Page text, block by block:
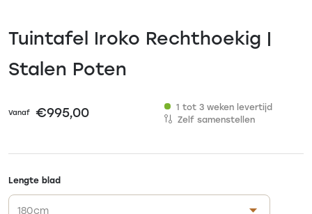
Tuintafel Iroko Rechthoekig |
Stalen Poten
Vanaf €995,00
1 tot 3 weken levertijd
Zelf samenstellen
Lengte blad